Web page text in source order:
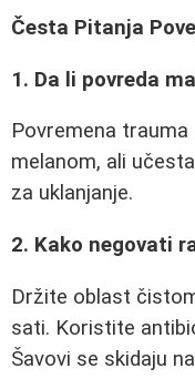
Česta Pitanja
1. Da li povreda
Povremena trauma
melanom, ali
za uklanjanje.
2. Kako negovati
Držite oblast
sati. Koristite
Šavovi se skidaju